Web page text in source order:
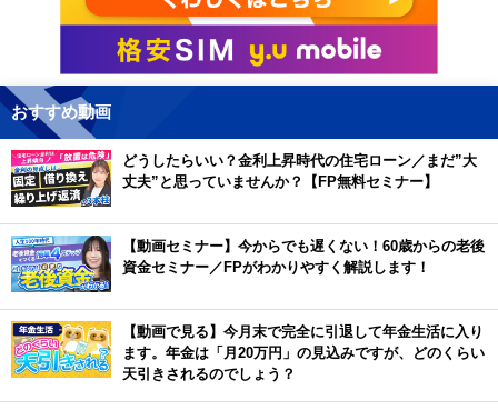
おすすめ動画
どうしたらいい？金利上昇時代の住宅ローン／まだ”大
丈夫”と思っていませんか？【FP無料セミナー】
【動画セミナー】今からでも遅くない！60歳からの老後
資金セミナー／FPがわかりやすく解説します！
【動画で見る】今月末で完全に引退して年金生活に入り
ます。年金は「月20万円」の見込みですが、どのくらい
天引きされるのでしょう？